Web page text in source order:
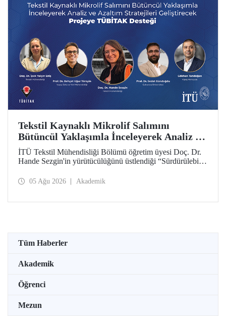
Tekstil Kaynaklı Mikrolif Salımını
Bütüncül Yaklaşımla İnceleyerek Analiz ve
Azaltım Stratejileri Geliştirecek Projeye
TÜBİTAK Desteği
İTÜ Tekstil Mühendisliği Bölümü öğretim üyesi Doç. Dr.
Hande Sezgin'in yürütücülüğünü üstlendiği “Sürdürülebilir
Koşullarına Bağlı Mikrolif Salımı: Aşınma, UV Maruziyeti
05 Ağu 2026 Akademik
Tüm Haberler
Akademik
Öğrenci
Mezun